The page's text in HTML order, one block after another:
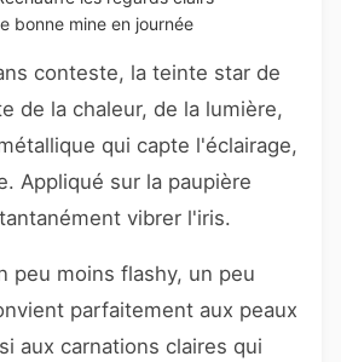
bonne mine en journée
conteste, la teinte star de
de la chaleur, de la lumière,
qui capte l'éclairage,
Appliqué sur la paupière
vibrer l'iris.
peu moins flashy, un peu
parfaitement aux peaux
aux carnations claires qui